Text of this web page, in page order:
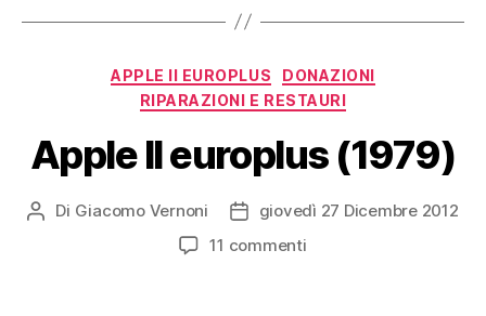
475”
Categorie
APPLE II EUROPLUS
DONAZIONI
RIPARAZIONI E RESTAURI
Apple II europlus (1979)
Autore
Di Giacomo Vernoni
Data
dell'articolo
giovedì 27 Dicembre 2012
11 commentisu